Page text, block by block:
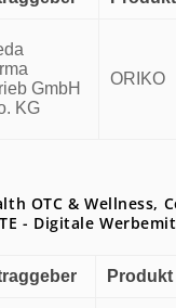
GmbH
KG
ORIKO
OTC & Wellness,
- Digitale
Produkt